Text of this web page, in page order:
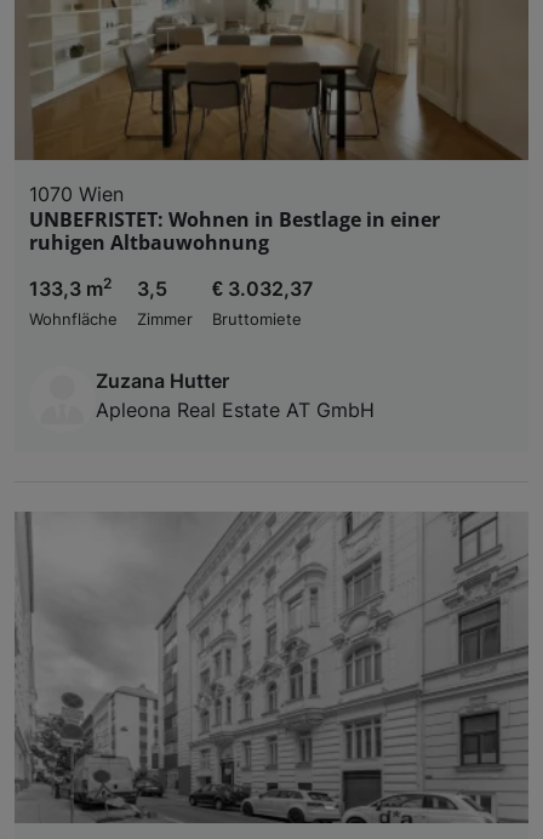
1070 Wien
UNBEFRISTET: Wohnen in Bestlage in einer
ruhigen Altbauwohnung
133,3 m2
Wohnfläche
3,5
Zimmer
€ 3.032,37
Bruttomiete
Zuzana Hutter
Apleona Real Estate AT GmbH